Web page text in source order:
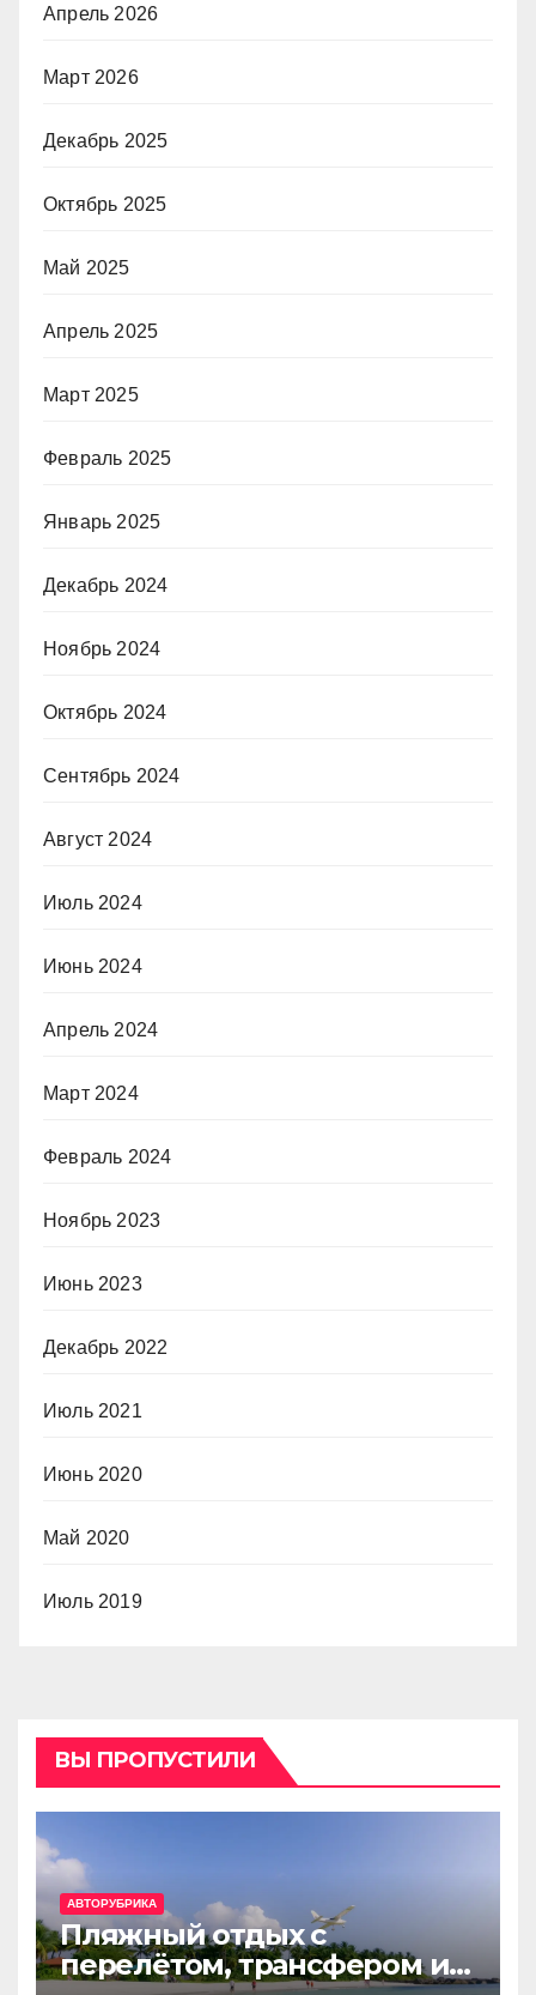
Апрель 2026
Март 2026
Декабрь 2025
Октябрь 2025
Май 2025
Апрель 2025
Март 2025
Февраль 2025
Январь 2025
Декабрь 2024
Ноябрь 2024
Октябрь 2024
Сентябрь 2024
Август 2024
Июль 2024
Июнь 2024
Апрель 2024
Март 2024
Февраль 2024
Ноябрь 2023
Июнь 2023
Декабрь 2022
Июль 2021
Июнь 2020
Май 2020
Июль 2019
ВЫ ПРОПУСТИЛИ
АВТОРУБРИКА
Пляжный отдых с
перелётом, трансфером и